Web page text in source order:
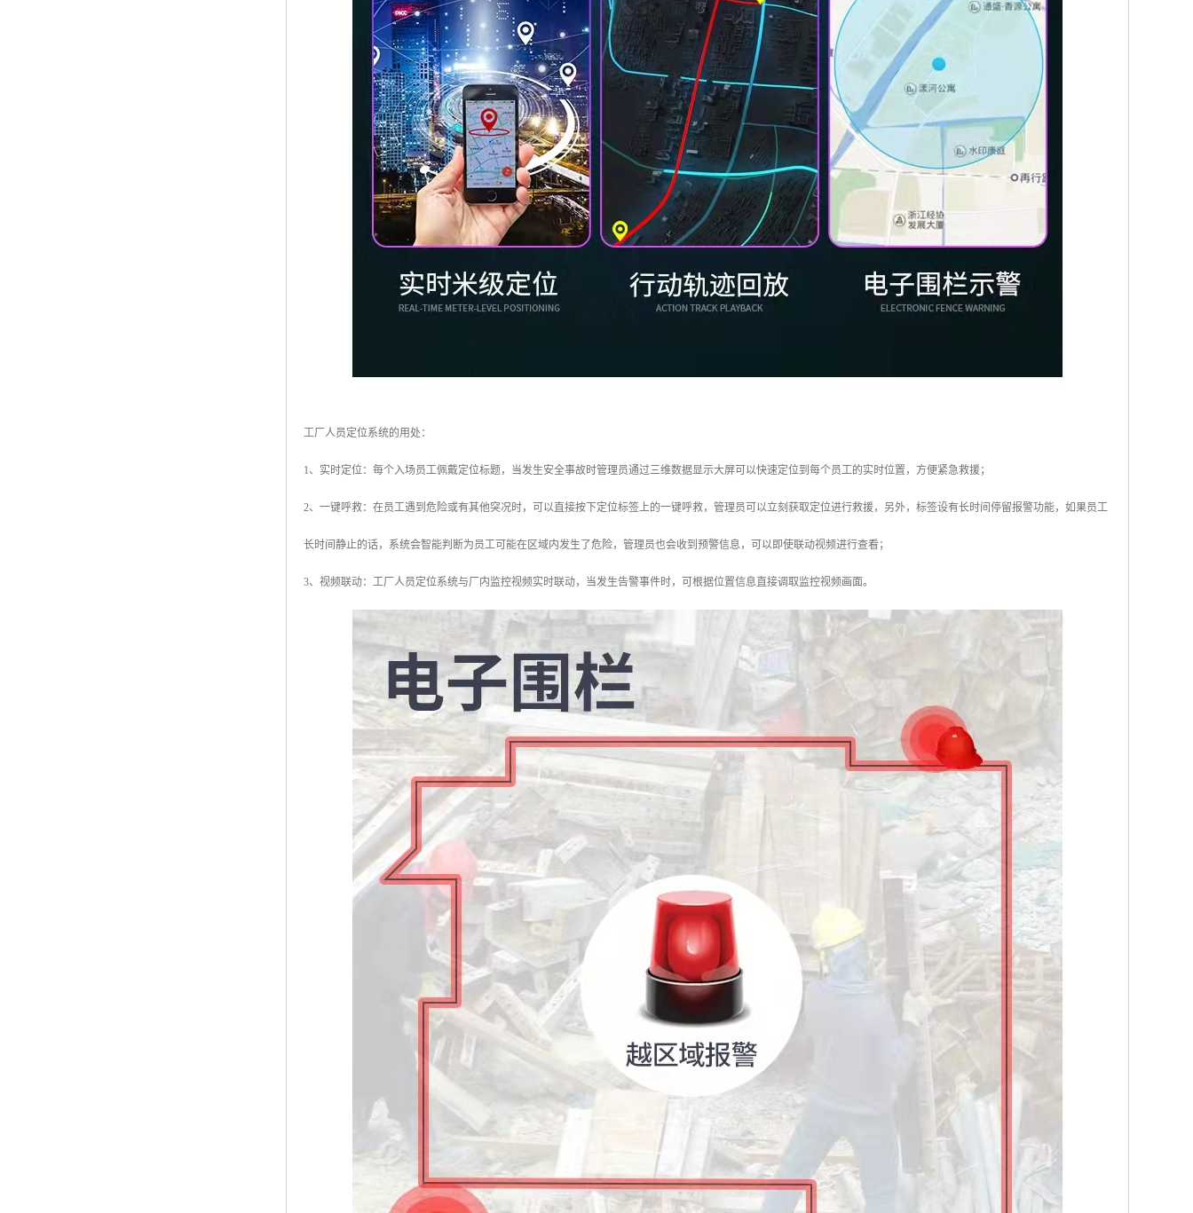
工厂人员定位系统的用处：
1、实时定位：每个入场员工佩戴定位标题，当发生安全事故时管理员通过三维数据显示大屏可以快速定位到每个员工的实时位置，方便紧急救援；
2、一键呼救：在员工遇到危险或有其他突况时，可以直接按下定位标签上的一键呼救，管理员可以立刻获取定位进行救援，另外，标签设有长时间停留报警功能，如果员工
长时间静止的话，系统会智能判断为员工可能在区域内发生了危险，管理员也会收到预警信息，可以即使联动视频进行查看；
3、视频联动：工厂人员定位系统与厂内监控视频实时联动，当发生告警事件时，可根据位置信息直接调取监控视频画面。